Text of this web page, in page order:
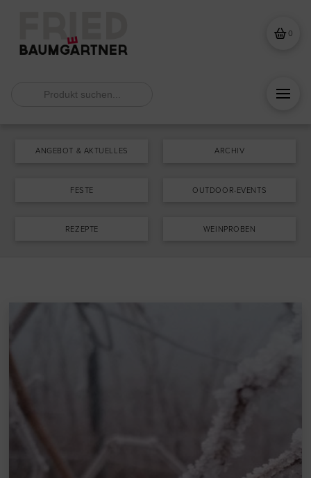
0
ANGEBOT & AKTUELLES ARCHIV
FESTE OUTDOOR-EVENTS
REZEPTE WEINPROBEN